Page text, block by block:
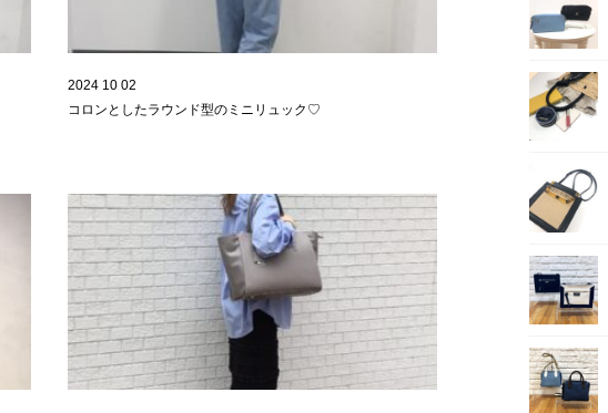
2024 10 02
コロンとしたラウンド型のミニリュック♡